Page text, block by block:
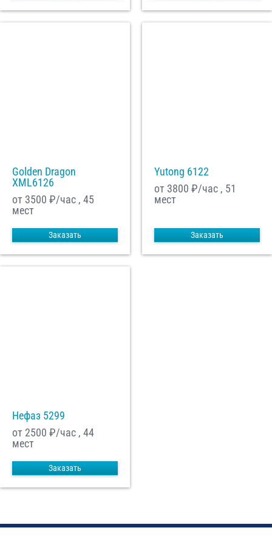
Golden Dragon
XML6126
от 3500 ₽/час , 45
мест
Заказать
Yutong 6122
от 3800 ₽/час , 51
мест
Заказать
Нефаз 5299
от 2500 ₽/час , 44
мест
Заказать